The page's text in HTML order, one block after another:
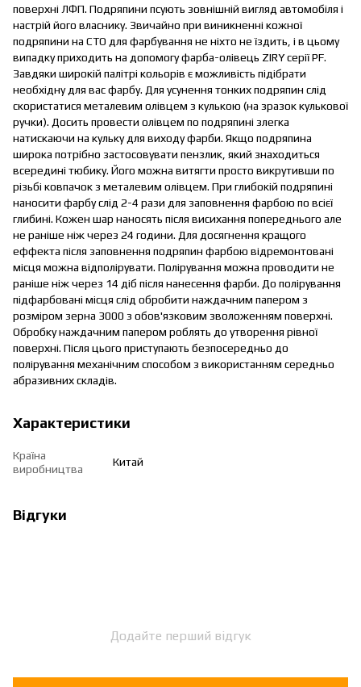
поверхні ЛФП. Подряпини псують зовнішній вигляд автомобіля і
настрій його власнику. Звичайно при виникненні кожної
подряпини на СТО для фарбування не ніхто не їздить, і в цьому
випадку приходить на допомогу фарба-олівець ZIRY серії PF.
Завдяки широкій палітрі кольорів є можливість підібрати
необхідну для вас фарбу. Для усунення тонких подряпин слід
скористатися металевим олівцем з кулькою (на зразок кулькової
ручки). Досить провести олівцем по подряпині злегка
натискаючи на кульку для виходу фарби. Якщо подряпина
широка потрібно застосовувати пензлик, який знаходиться
всередині тюбику. Його можна витягти просто викрутивши по
різьбі ковпачок з металевим олівцем. При глибокій подряпині
наносити фарбу слід 2-4 рази для заповнення фарбою по всієї
глибині. Кожен шар наносять після висихання попереднього але
не раніше ніж через 24 години. Для досягнення кращого
еффекта після заповнення подряпин фарбою відремонтовані
місця можна відполірувати. Полірування можна проводити не
раніше ніж через 14 діб після нанесення фарби. До полірування
підфарбовані місця слід обробити наждачним папером з
розміром зерна 3000 з обов'язковим зволоженням поверхні.
Обробку наждачним папером роблять до утворення рівної
поверхні. Після цього приступають безпосередньо до
полірування механічним способом з використанням середньо
абразивних складів.
Характеристики
Країна
виробництва
Китай
Відгуки
Додайте перший відгук